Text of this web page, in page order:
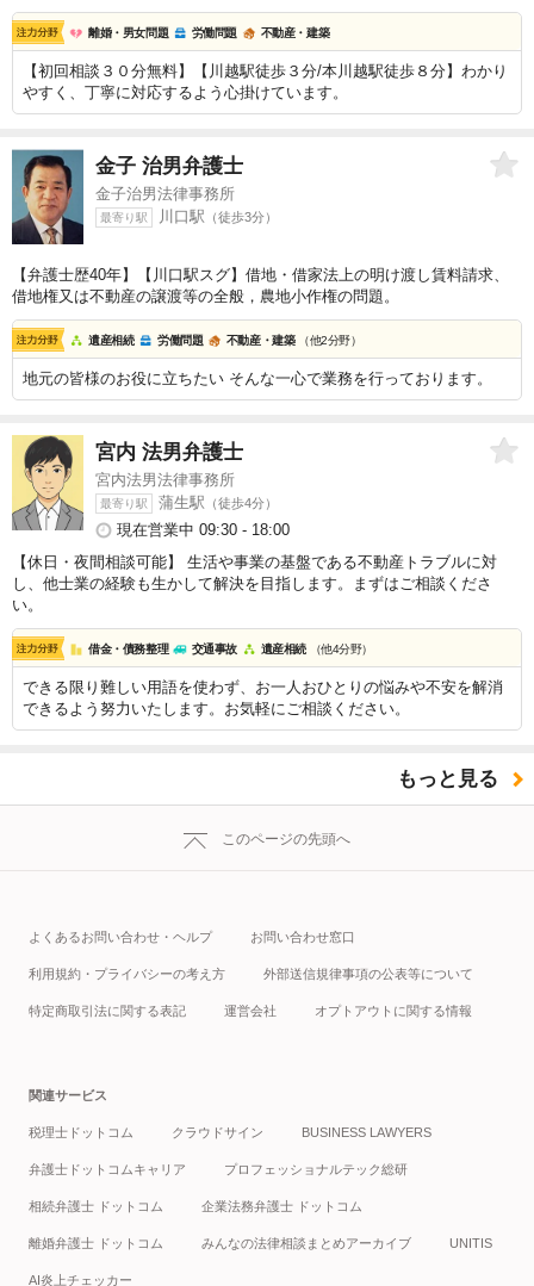
離婚・男女問題 労働問題 不動産・建築
【初回相談３０分無料】【川越駅徒歩３分/本川越駅徒歩８分】わかり
やすく、丁寧に対応するよう心掛けています。
金子 治男弁護士
金子治男法律事務所
最寄り駅 川口駅 （徒歩3分）
【弁護士歴40年】【川口駅スグ】借地・借家法上の明け渡し賃料請求、
借地権又は不動産の譲渡等の全般，農地小作権の問題。
遺産相続 労働問題 不動産・建築 （他2分野）
地元の皆様のお役に立ちたい そんな一心で業務を行っております。
宮内 法男弁護士
宮内法男法律事務所
最寄り駅 蒲生駅 （徒歩4分）
現在営業中 09:30 - 18:00
【休日・夜間相談可能】 生活や事業の基盤である不動産トラブルに対
し、他士業の経験も生かして解決を目指します。まずはご相談くださ
い。
借金・債務整理 交通事故 遺産相続 （他4分野）
できる限り難しい用語を使わず、お一人おひとりの悩みや不安を解消
できるよう努力いたします。お気軽にご相談ください。
もっと見る
このページの先頭へ
よくあるお問い合わせ・ヘルプ お問い合わせ窓口
利用規約・プライバシーの考え方 外部送信規律事項の公表等について
特定商取引法に関する表記 運営会社 オプトアウトに関する情報
関連サービス
税理士ドットコム クラウドサイン BUSINESS LAWYERS
弁護士ドットコムキャリア プロフェッショナルテック総研
相続弁護士 ドットコム 企業法務弁護士 ドットコム
離婚弁護士 ドットコム みんなの法律相談まとめアーカイブ UNITIS
AI炎上チェッカー